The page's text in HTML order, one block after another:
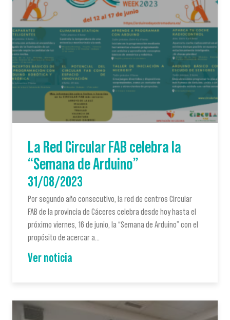
La Red Circular FAB celebra la
“Semana de Arduino”
31/08/2023
Por segundo año consecutivo, la red de centros Circular
FAB de la provincia de Cáceres celebra desde hoy hasta el
próximo viernes, 16 de junio, la “Semana de Arduino” con el
propósito de acercar a…
Ver noticia